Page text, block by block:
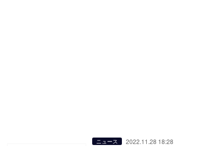
ニュース 2022.11.28 18:28